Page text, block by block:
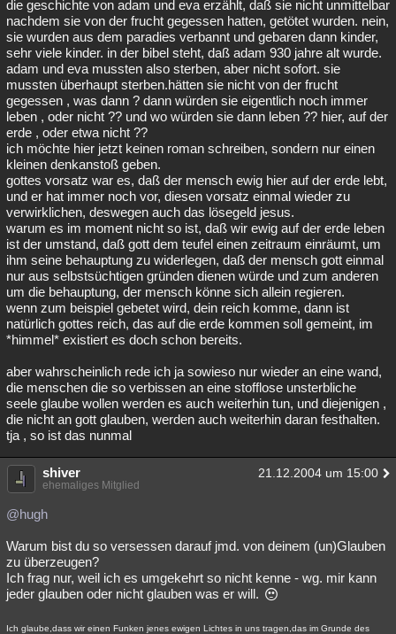
die geschichte von adam und eva erzählt, daß sie nicht unmittelbar
nachdem sie von der frucht gegessen hatten, getötet wurden. nein,
sie wurden aus dem paradies verbannt und gebaren dann kinder,
sehr viele kinder. in der bibel steht, daß adam 930 jahre alt wurde.
adam und eva mussten also sterben, aber nicht sofort. sie
mussten überhaupt sterben.hätten sie nicht von der frucht
gegessen , was dann ? dann würden sie eigentlich noch immer
leben , oder nicht ?? und wo würden sie dann leben ?? hier, auf der
erde , oder etwa nicht ??
ich möchte hier jetzt keinen roman schreiben, sondern nur einen
kleinen denkanstoß geben.
gottes vorsatz war es, daß der mensch ewig hier auf der erde lebt,
und er hat immer noch vor, diesen vorsatz einmal wieder zu
verwirklichen, deswegen auch das lösegeld jesus.
warum es im moment nicht so ist, daß wir ewig auf der erde leben
ist der umstand, daß gott dem teufel einen zeitraum einräumt, um
ihm seine behauptung zu widerlegen, daß der mensch gott einmal
nur aus selbstsüchtigen gründen dienen würde und zum anderen
um die behauptung, der mensch könne sich allein regieren.
wenn zum beispiel gebetet wird, dein reich komme, dann ist
natürlich gottes reich, das auf die erde kommen soll gemeint, im
*himmel* existiert es doch schon bereits.
aber wahrscheinlich rede ich ja sowieso nur wieder an eine wand,
die menschen die so verbissen an eine stofflose unsterbliche
seele glaube wollen werden es auch weiterhin tun, und diejenigen ,
die nicht an gott glauben, werden auch weiterhin daran festhalten.
tja , so ist das nunmal
shiver 21.12.2004 um 15:00
ehemaliges Mitglied
@hugh
Warum bist du so versessen darauf jmd. von deinem (un)Glauben
zu überzeugen?
Ich frag nur, weil ich es umgekehrt so nicht kenne - wg. mir kann
jeder glauben oder nicht glauben was er will.
Ich glaube,dass wir einen Funken jenes ewigen Lichtes in uns tragen,das im Grunde des